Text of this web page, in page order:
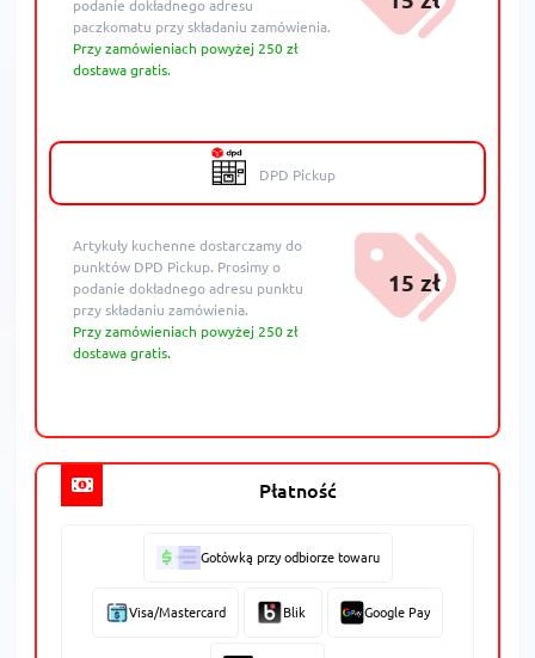
podanie dokładnego adresu
paczkomatu przy składaniu zamówienia.
Przy zamówieniach powyżej 250 zł
dostawa gratis.
DPD Pickup
Artykuły kuchenne dostarczamy do
punktów DPD Pickup. Prosimy o
podanie dokładnego adresu punktu
przy składaniu zamówienia.
Przy zamówieniach powyżej 250 zł
dostawa gratis.
15 zł
Płatność
Gotówką przy odbiorze towaru
Visa/Mastercard Blik Google Pay